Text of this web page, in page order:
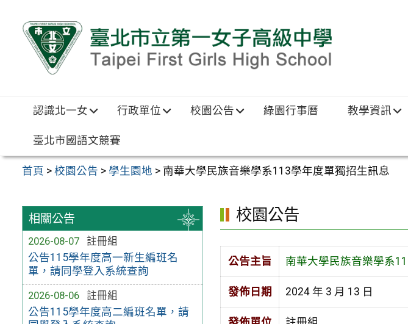
認識北一女 行政單位 校園公告 綠園行事曆 教學資訊
臺北市國語文競賽
首頁 >校園公告 > 學生園地 > 南華大學民族音樂學系113學年度單獨招生訊息
相關公告
2026-08-07
註冊組
公告115學年度高一新生編班名
單，請同學登入系統查詢
2026-08-06
註冊組
公告115學年度高二編班名單，請
校園公告
公告主旨 南華大學民族音樂學系
發佈日期 2024 年 3 月 13 日